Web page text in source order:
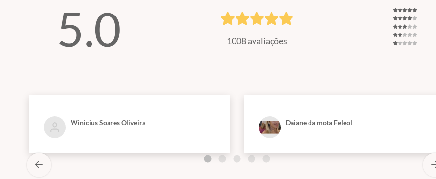
5.0 1008 avaliações
Winicius Soares Oliveira Daiane da mota Feleol